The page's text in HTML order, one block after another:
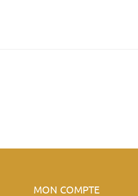
MON COMPTE